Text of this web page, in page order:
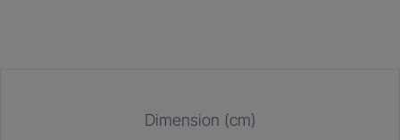
Dimension (cm)